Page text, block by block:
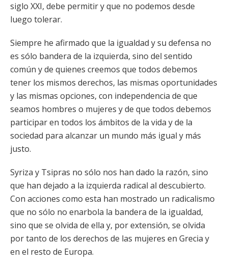
siglo XXI, debe permitir y que no podemos desde
luego tolerar.
Siempre he afirmado que la igualdad y su defensa no
es sólo bandera de la izquierda, sino del sentido
común y de quienes creemos que todos debemos
tener los mismos derechos, las mismas oportunidades
y las mismas opciones, con independencia de que
seamos hombres o mujeres y de que todos debemos
participar en todos los ámbitos de la vida y de la
sociedad para alcanzar un mundo más igual y más
justo.
Syriza y Tsipras no sólo nos han dado la razón, sino
que han dejado a la izquierda radical al descubierto.
Con acciones como esta han mostrado un radicalismo
que no sólo no enarbola la bandera de la igualdad,
sino que se olvida de ella y, por extensión, se olvida
por tanto de los derechos de las mujeres en Grecia y
en el resto de Europa.